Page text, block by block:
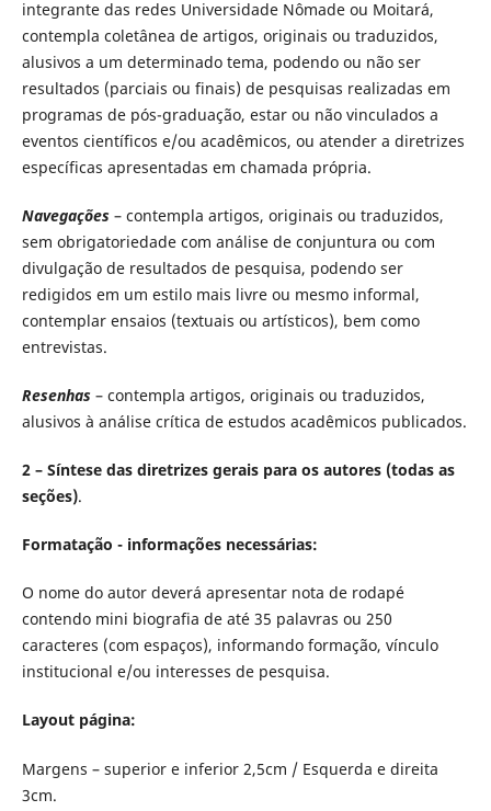
integrante das redes Universidade Nômade ou Moitará,
contempla coletânea de artigos, originais ou traduzidos,
alusivos a um determinado tema, podendo ou não ser
resultados (parciais ou finais) de pesquisas realizadas em
programas de pós-graduação, estar ou não vinculados a
eventos científicos e/ou acadêmicos, ou atender a diretrizes
específicas apresentadas em chamada própria.
Navegações– contempla artigos, originais ou traduzidos,
sem obrigatoriedade com análise de conjuntura ou com
divulgação de resultados de pesquisa, podendo ser
redigidos em um estilo mais livre ou mesmo informal,
contemplar ensaios (textuais ou artísticos), bem como
entrevistas.
Resenhas– contempla artigos, originais ou traduzidos,
alusivos à análise crítica de estudos acadêmicos publicados.
2 – Síntese das diretrizes gerais para os autores (todas as
seções).
Formatação - informações necessárias:
O nome do autor deverá apresentar nota de rodapé
contendo mini biografia de até 35 palavras ou 250
caracteres (com espaços), informando formação, vínculo
institucional e/ou interesses de pesquisa.
Layout página:
Margens – superior e inferior 2,5cm / Esquerda e direita
3cm.